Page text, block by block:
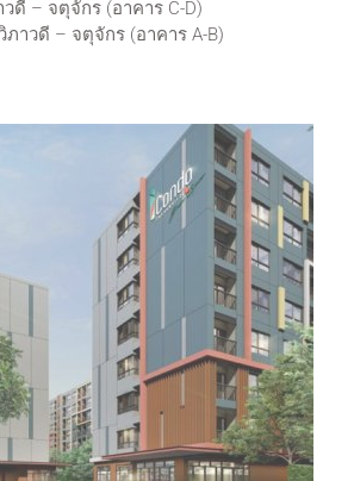
ดี – จตุจักร (อาคาร C-D)
ภาวดี – จตุจักร (อาคาร A-B)